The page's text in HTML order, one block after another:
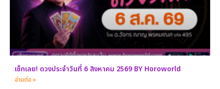
เช็กเลย! ดวงประจำวันที่ 6 สิงหาคม 2569 BY Horoworld
อ่านต่อ »